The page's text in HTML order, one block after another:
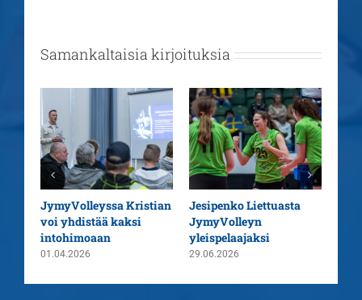
Samankaltaisia kirjoituksia
JymyVolleyssa Kristian
voi yhdistää kaksi
intohimoaan
01.04.2026
Jesipenko Liettuasta
JymyVolleyn
yleispelaajaksi
29.06.2026